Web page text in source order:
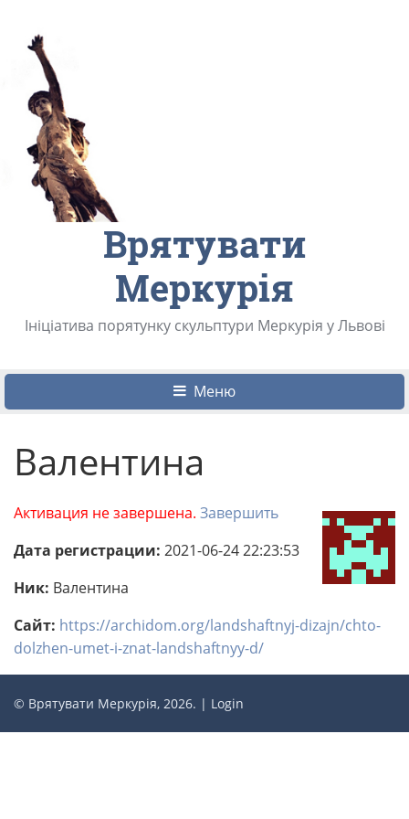
Врятувати
Меркурія
Ініціатива порятунку скульптури Меркурія у Львові
Меню
Валентина
Активация не завершена. Завершить
Дата регистрации: 2021-06-24 22:23:53
Ник: Валентина
Сайт: https://archidom.org/landshaftnyj-dizajn/chto-
dolzhen-umet-i-znat-landshaftnyy-d/
© Врятувати Меркурія, 2026. | Login